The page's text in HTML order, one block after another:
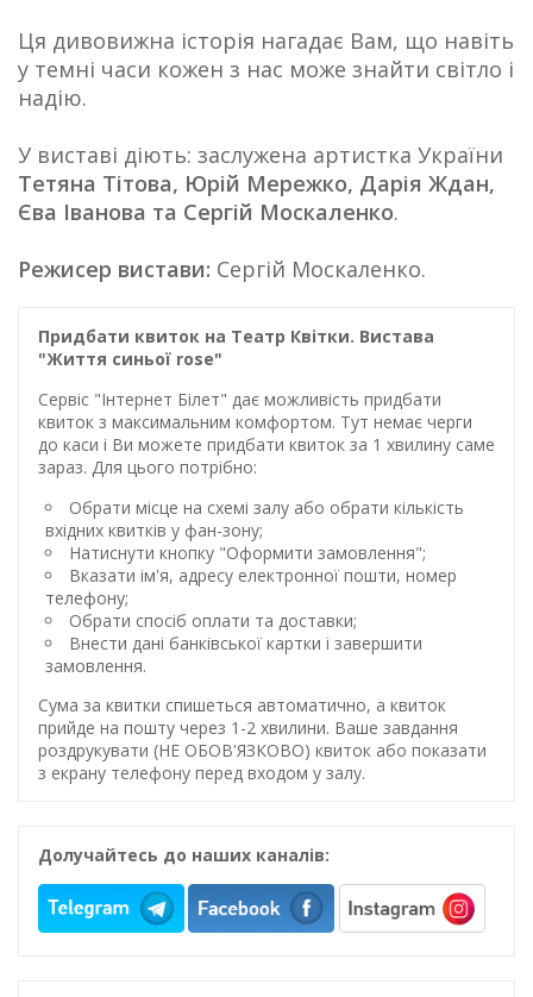
Ця дивовижна історія нагадає Вам, що навіть
у темні часи кожен з нас може знайти світло і
надію.
У виставі діють: заслужена артистка України
Тетяна Тітова, Юрій Мережко, Дарія Ждан,
Єва Іванова та Сергій Москаленко.
Режисер вистави: Сергій Москаленко.
Придбати квиток на Театр Квітки. Вистава
"Життя синьої rose"
Сервіс "Інтернет Білет" дає можливість придбати
квиток з максимальним комфортом. Тут немає черги
до каси і Ви можете придбати квиток за 1 хвилину саме
зараз. Для цього потрібно:
Обрати місце на схемі залу або обрати кількість
вхідних квитків у фан-зону;
Натиснути кнопку "Оформити замовлення";
Вказати ім'я, адресу електронної пошти, номер
телефону;
Обрати спосіб оплати та доставки;
Внести дані банківської картки і завершити
замовлення.
Сума за квитки спишеться автоматично, а квиток
прийде на пошту через 1-2 хвилини. Ваше завдання
роздрукувати (НЕ ОБОВ'ЯЗКОВО) квиток або показати
з екрану телефону перед входом у залу.
Долучайтесь до наших каналів: